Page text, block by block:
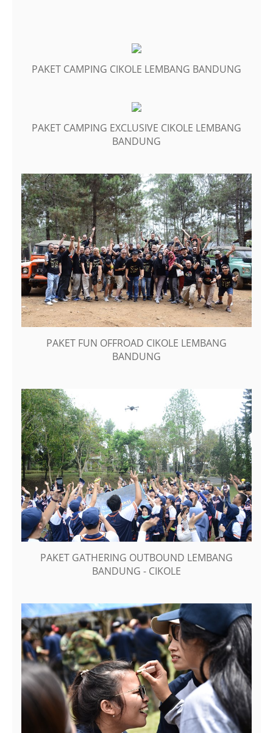
PAKET CAMPING CIKOLE LEMBANG BANDUNG
PAKET CAMPING EXCLUSIVE CIKOLE LEMBANG
BANDUNG
PAKET FUN OFFROAD CIKOLE LEMBANG
BANDUNG
PAKET GATHERING OUTBOUND LEMBANG
BANDUNG - CIKOLE